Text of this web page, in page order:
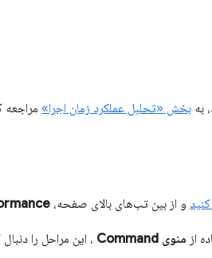
به بخش «تحلیل عملکرد زمان اجرا» مراجعه
و از بین تب‌های بالای صفحه،
از منوی Command ، این مراحل را